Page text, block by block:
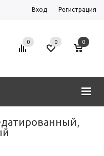
Вход Регистрация
0 0 0